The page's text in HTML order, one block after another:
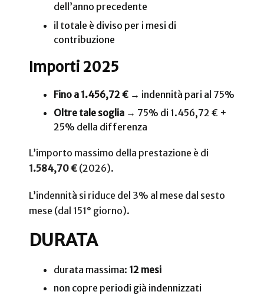
dell’anno precedente
il totale è diviso per i mesi di
contribuzione
Importi 2025
Fino a 1.456,72 €→ indennità pari al 75%
Oltre tale soglia→ 75% di 1.456,72 € +
25% della differenza
L’importo massimo della prestazione è di
1.584,70 € (2026).
L’indennità si riduce del 3% al mese dal sesto
mese (dal 151° giorno).
DURATA
durata massima: 12 mesi
non copre periodi già indennizzati